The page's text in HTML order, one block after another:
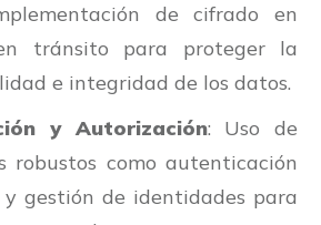
de cifrado en
tránsito para proteger la
e integridad de los datos.
y Autorización: Uso de
robustos como autenticación
gestión de identidades para